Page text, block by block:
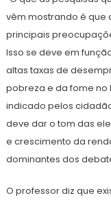
vêm mostrando é que
principais
Isso se deve em
altas taxas de
pobreza e da fome no
indicado pelos
deve dar o tom das
e crescimento da
dominantes dos
O professor diz que